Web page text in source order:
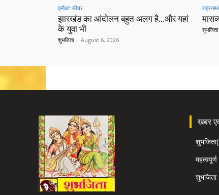
इम्पैक्ट फीचर
झारखंड का आंदोलन बहुत अलग है…और यहां
के युवा भी
शुभजिता - August 6, 2026
शुभजिता
खबर
शुभजिता